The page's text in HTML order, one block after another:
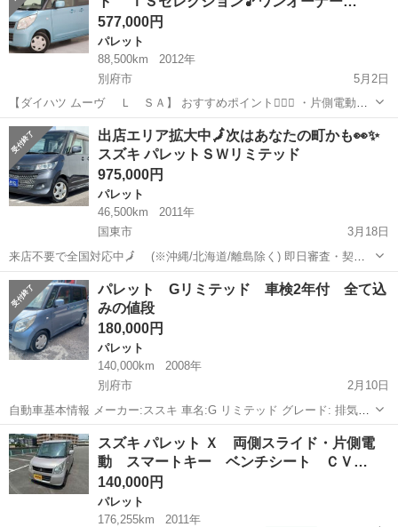
577,000円
パレット
88,500km
2012年
別府市
5月2日
【ダイハツ ムーヴ Ｌ ＳＡ】 おすすめポイント💁‍♀️✨ ・片側電動ス
ライドドアなので乗降りスムーズ🎵 ・スマートキー、キーレス🔑 ・後
部座席倒すとフラットになります◎ 👇お車の詳細こちらから👇 ht...
大分 別府市 パレット オトロン
出店エリア拡大中🗾次はあなたの町かも👀✨
スズキ パレットＳＷリミテッド
975,000円
パレット
46,500km
2011年
国東市
3月18日
来店不要で全国対応中🗾 (※沖縄/北海道/離島除く) 即日審査・契約
もできちゃう✨ お車の詳細こちらから↓仮審査もOK👌
https://www.otoron.jp/lists/detail?carno=036...
大分 国東市 パレット オトロン
パレット Gリミテッド 車検2年付 全て込
みの値段
180,000円
パレット
140,000km
2008年
別府市
2月10日
自動車基本情報 メーカー:ススキ 車名:G リミテッド グレード: 排気
量:cc 年式:20年 輸入車モデル年式: − 走行140000(実走行) 色: 色名:−
車検: 2年受け渡し ミッション:...
大分 別府市 パレット リミテッド
スズキ パレット Ｘ 両側スライド・片側電
動 スマートキー ベンチシート ＣＶ…
140,000円
パレット
176,255km
2011年